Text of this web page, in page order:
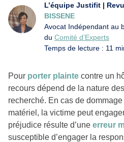
L’équipe Justifit |
BISSENE
Avocat Indépendant au
du Comité d’Experts
Temps de lecture : 11
Pour porter plainte contre un
recours dépend de la nature
recherché. En cas de
matériel, la victime peut
préjudice résulte d’une erreur
susceptible d’engager la